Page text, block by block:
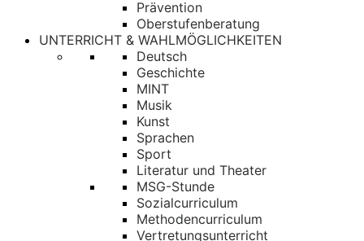
Prävention
Oberstufenberatung
UNTERRICHT & WAHLMÖGLICHKEITEN
Deutsch
Geschichte
MINT
Musik
Kunst
Sprachen
Sport
Literatur und Theater
MSG-Stunde
Sozialcurriculum
Methodencurriculum
Vertretungsunterricht